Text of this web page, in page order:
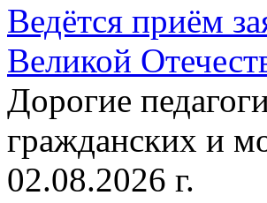
Ведётся приём
Великой
Дорогие
гражданских и
02.08.2026 г.